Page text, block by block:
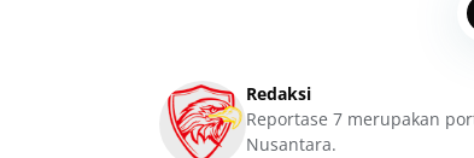
Redaksi
Reportase 7 merupakan
Nusantara.